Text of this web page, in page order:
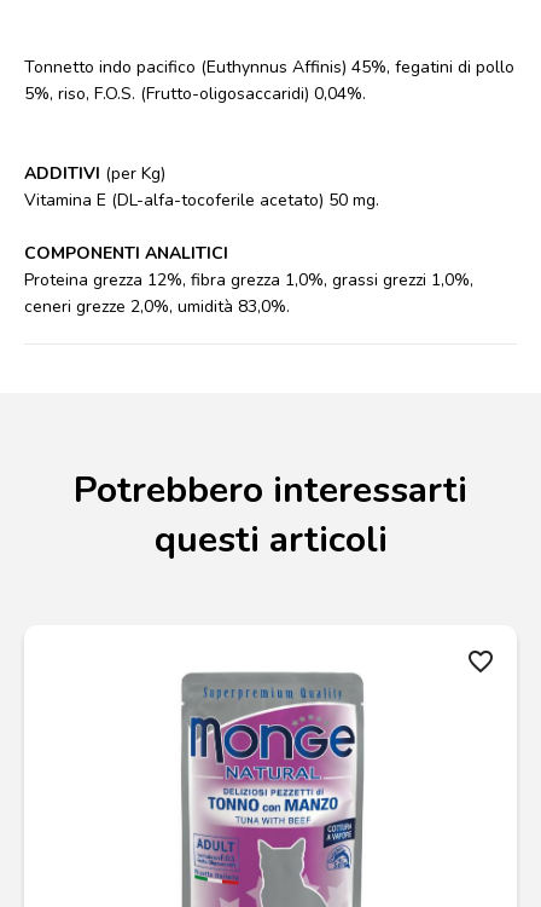
Tonnetto indo pacifico (Euthynnus Affinis) 45%, fegatini di pollo
5%, riso, F.O.S. (Frutto-oligosaccaridi) 0,04%.
ADDITIVI (per Kg)
Vitamina E (DL-alfa-tocoferile acetato) 50 mg.
COMPONENTI ANALITICI
Proteina grezza 12%, fibra grezza 1,0%, grassi grezzi 1,0%,
ceneri grezze 2,0%, umidità 83,0%.
Potrebbero interessarti
questi articoli
favorite_border